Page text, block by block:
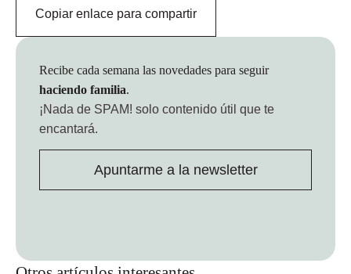
Copiar enlace para compartir
Recibe cada semana las novedades para seguir
haciendo familia.
¡Nada de SPAM! solo contenido útil que te
encantará.
Apuntarme a la newsletter